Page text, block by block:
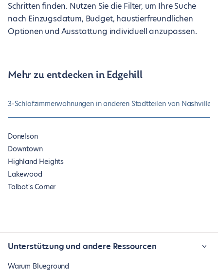
Schritten finden. Nutzen Sie die Filter, um Ihre Suche
nach Einzugsdatum, Budget, haustierfreundlichen
Optionen und Ausstattung individuell anzupassen.
Mehr zu entdecken in Edgehill
3-Schlafzimmerwohnungen in anderen Stadtteilen von Nashville
Donelson
Downtown
Highland Heights
Lakewood
Talbot's Corner
Unterstützung und andere Ressourcen
Warum Blueground